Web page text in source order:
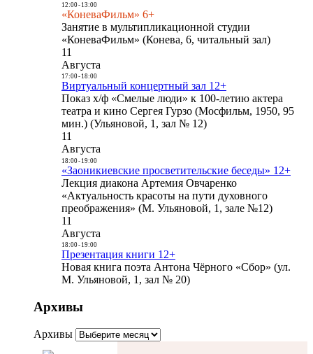
12:00- 13:00
«КоневаФильм» 6+
Занятие в мультипликационной студии
«КоневаФильм» (Конева, 6, читальный зал)
11
Августа
17:00- 18:00
Виртуальный концертный зал 12+
Показ х/ф «Смелые люди» к 100-летию актера
театра и кино Сергея Гурзо (Мосфильм, 1950, 95
мин.) (Ульяновой, 1, зал № 12)
11
Августа
18:00- 19:00
«Заоникиевские просветительские беседы» 12+
Лекция диакона Артемия Овчаренко
«Актуальность красоты на пути духовного
преображения» (М. Ульяновой, 1, зале №12)
11
Августа
18:00- 19:00
Презентация книги 12+
Новая книга поэта Антона Чёрного «Сбор» (ул.
М. Ульяновой, 1, зал № 20)
Архивы
Архивы